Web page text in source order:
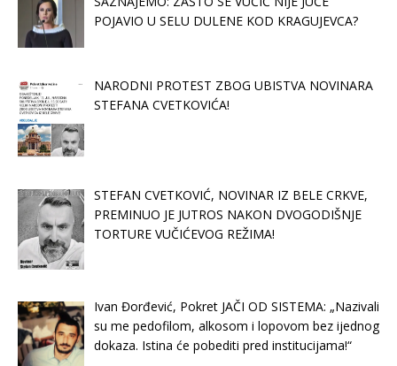
POJAVIO U SELU DULENE KOD KRAGUJEVCA?
NARODNI PROTEST ZBOG UBISTVA NOVINARA
STEFANA CVETKOVIĆA!
STEFAN CVETKOVIĆ, NOVINAR IZ BELE CRKVE,
PREMINUO JE JUTROS NAKON DVOGODIŠNJE
TORTURE VUČIĆEVOG REŽIMA!
Ivan Đorđević, Pokret JAČI OD SISTEMA: „Nazivali
su me pedofilom, alkosom i lopovom bez ijednog
dokaza. Istina će pobediti pred institucijama!“